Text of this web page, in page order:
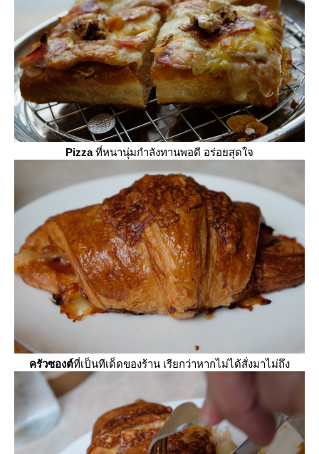
Pizzaที่หนานุ่มกำลังทานพอดี อร่อยสุดใจ
ครัวซองต์ที่เป็นทีเด็ดของร้าน เรียกว่าหากไม่ได้สั่งมาไม่ถึง